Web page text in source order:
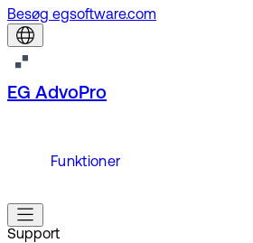
Besøg egsoftware.com
EG AdvoPro
Funktioner
Support